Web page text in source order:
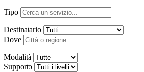
Tipo
Destinatario
Dove
Modalità
Supporto